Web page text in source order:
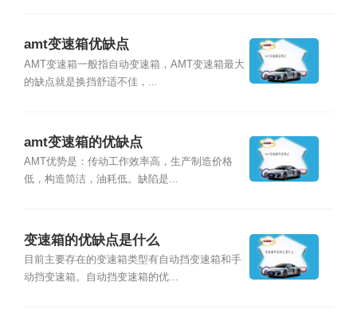
amt变速箱优缺点
AMT变速箱一般指自动变速箱，AMT变速箱最大
的缺点就是换挡舒适不佳，...
amt变速箱的优缺点
AMT优势是：传动工作效率高，生产制造价格
低，构造简洁，油耗低。缺陷是...
变速箱的优缺点是什么
目前主要存在的变速箱类型有自动挡变速箱和手
动挡变速箱。自动挡变速箱的优...